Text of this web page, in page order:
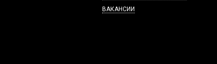
ВАКАНСИИ